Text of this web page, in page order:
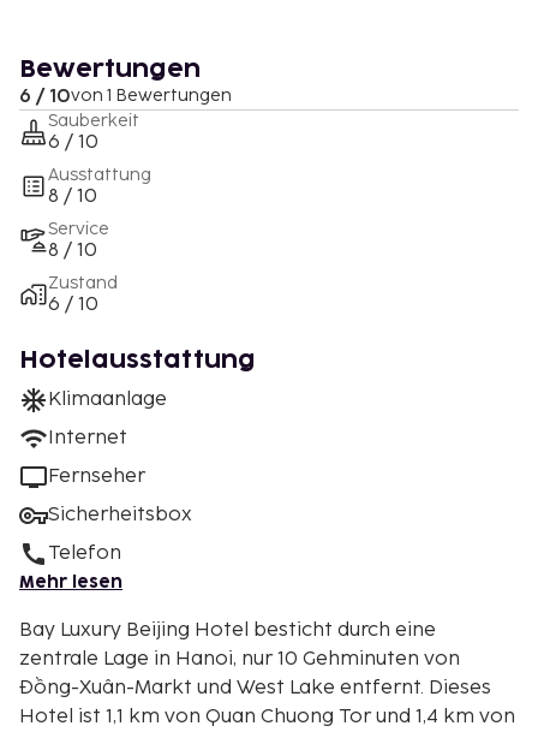
Bewertungen
6 / 10von 1 Bewertungen
Sauberkeit
6 / 10
Ausstattung
8 / 10
Service
8 / 10
Zustand
6 / 10
Hotelausstattung
Klimaanlage
Internet
Fernseher
Sicherheitsbox
Telefon
Mehr lesen
Bay Luxury Beijing Hotel besticht durch eine
zentrale Lage in Hanoi, nur 10 Gehminuten von
Đồng-Xuân-Markt und West Lake entfernt. Dieses
Hotel ist 1,1 km von Quan Chuong Tor und 1,4 km von